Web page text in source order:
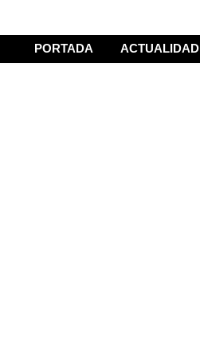
PORTADA ACTUALIDAD